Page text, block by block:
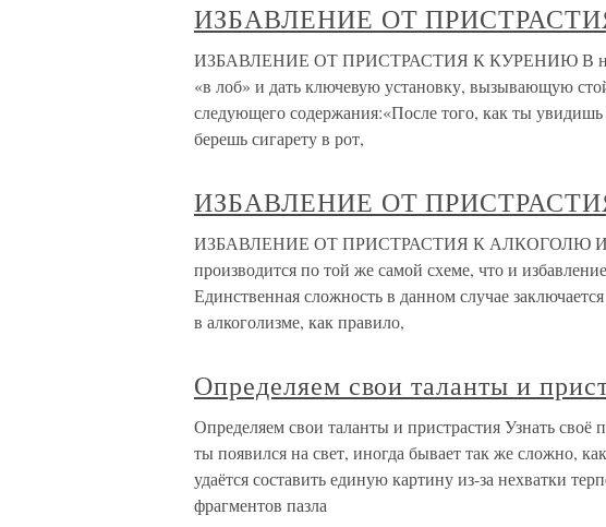
ИЗБАВЛЕНИЕ ОТ
ИЗБАВЛЕНИЕ ОТ ПРИСТРАСТИЯ К КУРЕНИЮ В
«в лоб» и дать ключевую установку, вызывающую
следующего содержания:«После того, как ты
берешь сигарету в рот,
ИЗБАВЛЕНИЕ ОТ
ИЗБАВЛЕНИЕ ОТ ПРИСТРАСТИЯ К АЛКОГОЛЮ
производится по той же самой схеме, что и
Единственная сложность в данном случае
в алкоголизме, как правило,
Определяем свои таланты и
Определяем свои таланты и пристрастия Узнать своё
ты появился на свет, иногда бывает так же сложно,
удаётся составить единую картину из-за нехватки
фрагментов пазла